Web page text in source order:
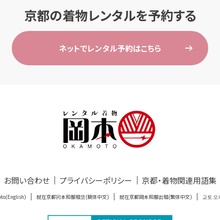
京都の着物レンタルを予約する
ネットでレンタル予約はこちら
お問い合わせ プライバシーポリシー 京都・着物関連用語集
就在京都冈本和服租赁(簡体中文) 就在京都岡本和服出租(繁体中文) 교토